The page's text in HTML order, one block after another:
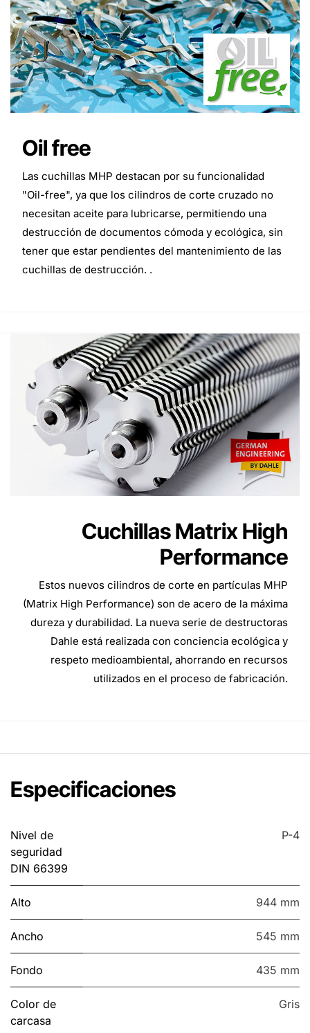
Oil free
Las cuchillas MHP destacan por su funcionalidad
"Oil-free", ya que los cilindros de corte cruzado no
necesitan aceite para lubricarse, permitiendo una
destrucción de documentos cómoda y ecológica, sin
tener que estar pendientes del mantenimiento de las
cuchillas de destrucción. .
Cuchillas Matrix High
Performance
Estos nuevos cilindros de corte en partículas MHP
(Matrix High Performance) son de acero de la máxima
dureza y durabilidad. La nueva serie de destructoras
Dahle está realizada con conciencia ecológica y
respeto medioambiental, ahorrando en recursos
utilizados en el proceso de fabricación.
Especificaciones
Nivel de
seguridad
DIN 66399
P-4
Alto 944 mm
Ancho 545 mm
Fondo 435 mm
Color de
carcasa
Gris